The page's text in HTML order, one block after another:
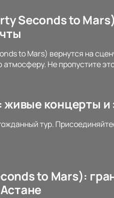
Seconds to
to Mars) вернутся на
Не пропустите
концерты и
тур.
to Mars):